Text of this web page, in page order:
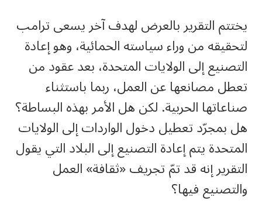
يختتم التقرير بالعرض لهدف آخر يسعى ترامب
لتحقيقه من وراء سياسته الحمائية، وهو إعادة
التصنيع إلى الولايات المتحدة، بعد عقود من
تعطل مصانعها عن العمل، ربما باستثناء
صناعاتها الحربية. لكن هل الأمر بهذه البساطة؟
هل بمجرّد تعطيل دخول الواردات إلى الولايات
المتحدة يتم إعادة التصنيع إلى البلاد التي يقول
التقرير إنه قد تمّ تجريف «ثقافة» العمل
والتصنيع فيها؟